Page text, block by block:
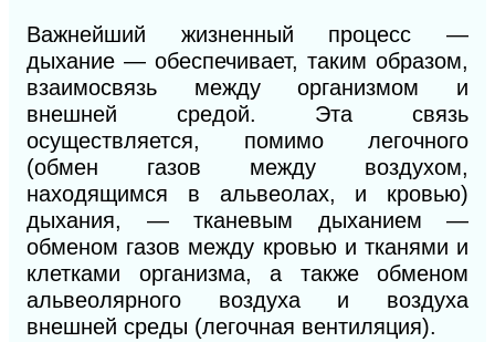
Важнейший жизненный процесс —
дыхание — обеспечивает, таким образом,
взаимосвязь между организмом и
внешней средой. Эта связь
осуществляется, помимо легочного
(обмен газов между воздухом,
находящимся в альвеолах, и кровью)
дыхания, — тканевым дыханием —
обменом газов между кровью и тканями и
клетками организма, а также обменом
альвеолярного воздуха и воздуха
внешней среды (легочная вентиляция).